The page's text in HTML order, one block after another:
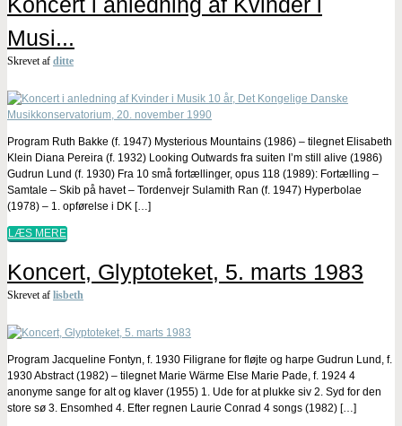
Musi...
Skrevet af ditte
Program Ruth Bakke (f. 1947) Mysterious Mountains (1986) – tilegnet Elisabeth
Klein Diana Pereira (f. 1932) Looking Outwards fra suiten I’m still alive (1986)
Gudrun Lund (f. 1930) Fra 10 små fortællinger, opus 118 (1989): Fortælling –
Samtale – Skib på havet – Tordenvejr Sulamith Ran (f. 1947) Hyperbolae
(1978) – 1. opførelse i DK […]
LÆS MERE
Koncert, Glyptoteket, 5. marts 1983
Skrevet af lisbeth
Program Jacqueline Fontyn, f. 1930 Filigrane for fløjte og harpe Gudrun Lund, f.
1930 Abstract (1982) – tilegnet Marie Wärme Else Marie Pade, f. 1924 4
anonyme sange for alt og klaver (1955) 1. Ude for at plukke siv 2. Syd for den
store sø 3. Ensomhed 4. Efter regnen Laurie Conrad 4 songs (1982) […]